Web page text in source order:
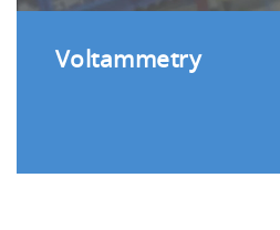
Voltammetry